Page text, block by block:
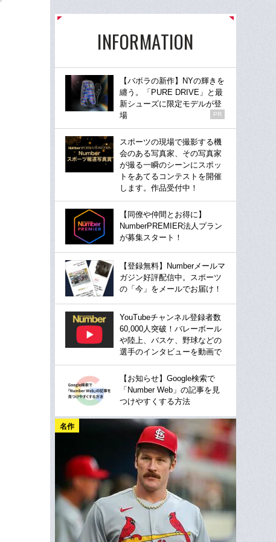
INFORMATION
【バボラの新作】NYの輝きを
纏う。「PURE DRIVE」と最
新シューズに限定モデルが登
場
PR
スポーツの現場で撮影する機
会のある写真家、その写真家
が撮る一瞬のシーンにスポッ
トをあてるコンテストを開催
します。作品受付中！
【同僚や仲間とお得に】
NumberPREMIER法人プラン
が募集スタート！
【登録無料】Numberメールマ
ガジン好評配信中。スポーツ
の「今」をメールでお届け！
YouTubeチャンネル登録者数
60,000人突破！バレーボール
や陸上、バスケ、野球などの
選手のインタビューを動画で
【お知らせ】Google検索で
「Number Web」の記事を見
つけやすくする方法
名作